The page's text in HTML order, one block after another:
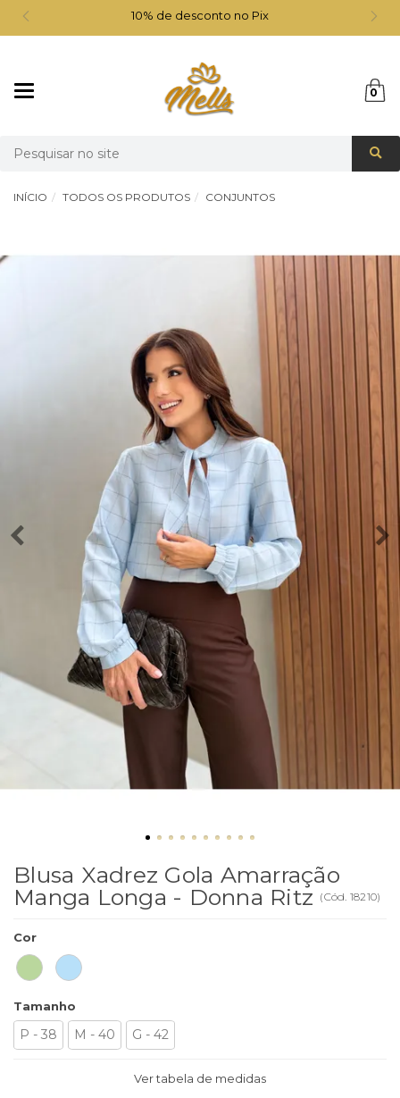
10% de desconto no Pix
0
INÍCIO TODOS OS PRODUTOS CONJUNTOS
Blusa Xadrez Gola Amarração
Manga Longa - Donna Ritz (Cód. 18210)
Cor
Tamanho
P - 38 M - 40 G - 42
Ver tabela de medidas